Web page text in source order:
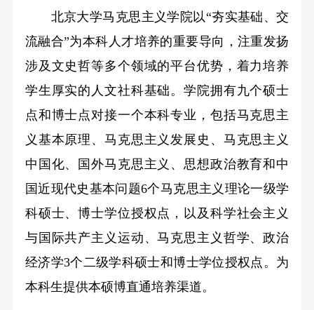
北京大学马克思主义学院以“夯实基础、交
流融合”为本科人才培养的重要导向，注重发扬
涉及文史哲等多个领域的平台优势，着力培养
学生厚实的人文社科基础。学院拥有九个硕士
点和博士点对接一个本科专业，包括马克思主
义基本原理、马克思主义发展史、马克思主义
中国化、国外马克思主义、思想政治教育和中
国近现代史基本问题6个马克思主义理论一级学
科硕士、博士学位授权点，以及科学社会主义
与国际共产主义运动、马克思主义哲学、政治
经济学3个二级学科硕士和博士学位授权点。为
本科生提供本硕博直通培养渠道。